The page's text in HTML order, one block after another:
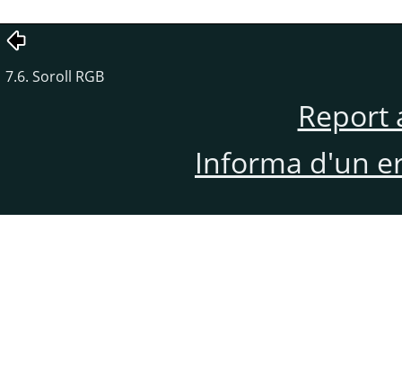
7.6. Soroll RGB
Report
Informa d'un